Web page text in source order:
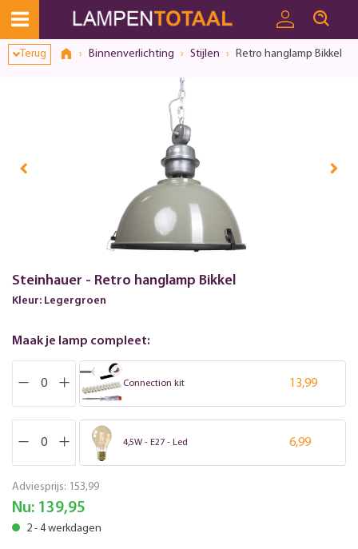
Terug Binnenverlichting Stijlen Retro hanglamp Bikkel
Steinhauer - Retro hanglamp Bikkel
Kleur: Legergroen
Maak je lamp compleet:
Connection kit 13,99
4,5W - E27 - Led 6,99
Adviesprijs: 153,99
Nu: 139,95
2 - 4 werkdagen
Toestemmingsvenster geopend